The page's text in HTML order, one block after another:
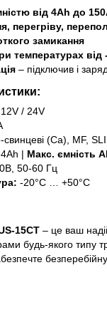
від 4Ah до
перегріву,
замикання
температурах від
– підключив і
/ 24V
свинцеві (Ca), MF,
4Ah | Макс. ємність
50-60 Гц
-20°C … +50°C
15CT – це ваш
будь-якого типу